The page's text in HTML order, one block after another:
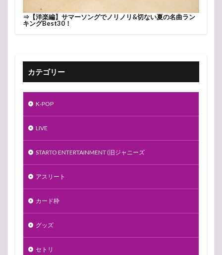
⇒ 【洋楽編】サマーソングでノリノリ&切ない夏の名曲ラン
キングBest30！
カテゴリー
K-POP
LIVE
STARTO ENTERTAINMENT (旧ジャニーズ
アスリート
カード枠
グッズ
セトリ